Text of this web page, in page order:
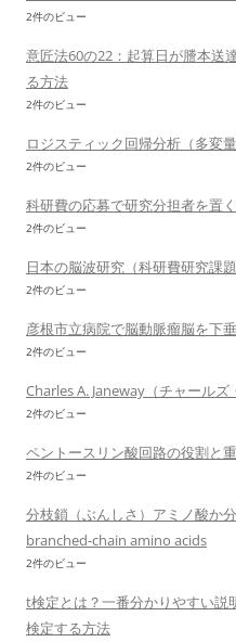
2件のビュー
意匠法60の22：起算日が謄本送
る方法
2件のビュー
ロジスティック回帰分析（多変
2件のビュー
科研費の応募で研究分担者を置
2件のビュー
日本の脳波研究（科研費研究課題
2件のビュー
彦根市立病院で脳動脈瘤脳を下
2件のビュー
Charles A. Janeway（チャールズ
2件のビュー
ペントースリン酸回路の役割と
2件のビュー
分枝鎖（ぶんしさ）アミノ酸か
branched-chain amino acids
2件のビュー
t検定とは？一番分かりやすい説
検定する方法